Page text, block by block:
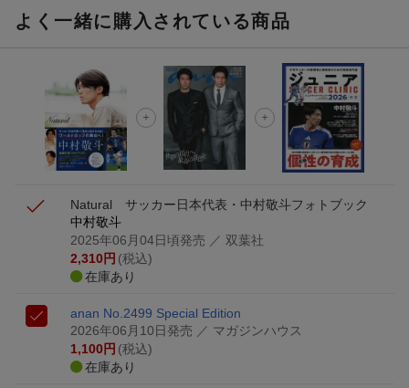
ト山分け
エントリー＆3,000円以上購入で無料データSIM（3GB/月プ
ラン）が当たる！
楽天モバイル紹介キャンペーンの拡散で300円OFFクーポン
進呈
よく一緒に購入されている商品
Natural サッカー日本代表・中村敬斗フォトブック
中村敬斗
2025年06月04日頃発売 ／ 双葉社
2,310円 (税込)
在庫あり
anan No.2499 Special Edition
2026年06月10日発売 ／ マガジンハウス
1,100円 (税込)
在庫あり